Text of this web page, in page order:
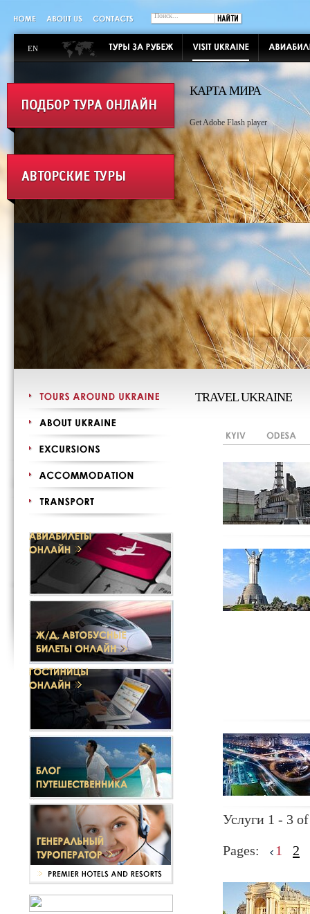
EN
КАРТА МИРА
Get Adobe Flash player
TRAVEL UKRAINE
Услуги 1 - 3
Pages: 1 2